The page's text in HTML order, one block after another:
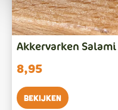
Akkervarken Salami
8,95
Bekijken